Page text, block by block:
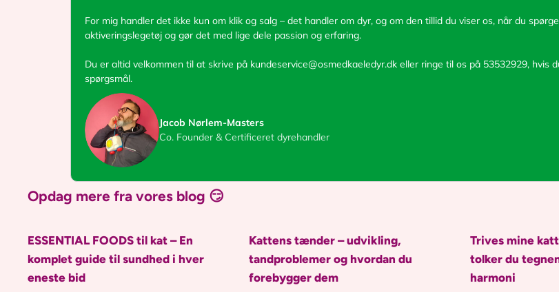
For mig handler det ikke kun om klik og salg – det handler om dyr, og om den tillid du viser os, når du
aktiveringslegetøj og gør det med lige dele passion og erfaring.
Du er altid velkommen til at skrive på kundeservice@osmedkaeledyr.dk eller ringe til os på 53532929, hvis
spørgsmål.
Jacob Nørlem-Masters
Co. Founder & Certificeret dyrehandler
Opdag mere fra vores blog 😏
ESSENTIAL FOODS til kat – En
komplet guide til sundhed i hver
eneste bid
Kattens tænder – udvikling,
tandproblemer og hvordan du
forebygger dem
Trives mine
tolker du
harmoni